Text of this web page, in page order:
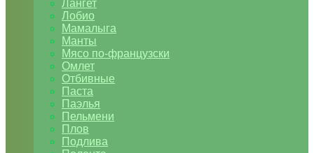
Лангет
Лобио
Мамалыга
Манты
Мясо по-французски
Омлет
Отбивные
Паста
Паэлья
Пельмени
Плов
Подлива